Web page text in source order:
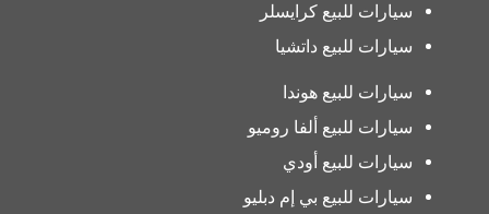
سيارات للبيع كرايسلر
سيارات للبيع داتشيا
سيارات للبيع هوندا
سيارات للبيع ألفا روميو
سيارات للبيع أودي
سيارات للبيع بي إم دبليو